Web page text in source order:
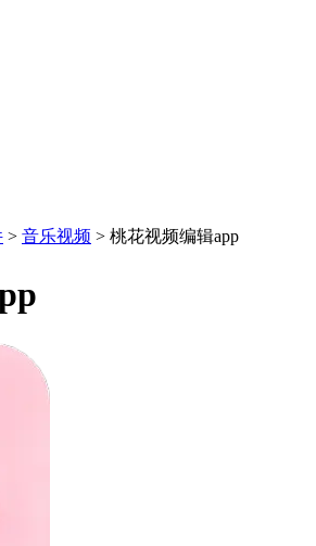
> 音乐视频 > 桃花视频编辑app